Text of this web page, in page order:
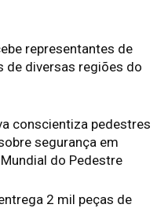
representantes de
de diversas regiões do
conscientiza pedestres
segurança em
do Pedestre
2 mil peças de